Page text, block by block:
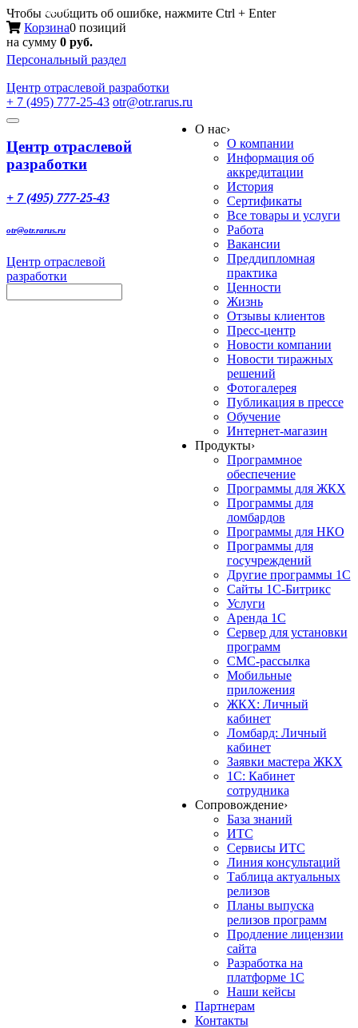
Чтобы сообщить об ошибке, нажмите Ctrl + Enter
Корзина0 позиций
на сумму 0 руб.
Персональный раздел
Центр отраслевой разработки
+ 7 (495) 777-25-43 otr@otr.rarus.ru
Toggle
Меню
Центр отраслевой
разработки
+ 7 (495) 777-25-43
otr@otr.rarus.ru
Центр отраслевой
разработки
О нас›
О компании
Информация об
аккредитации
История
Сертификаты
Все товары и услуги
Работа
Вакансии
Преддипломная
практика
Ценности
Жизнь
Отзывы клиентов
Пресс-центр
Новости компании
Новости тиражных
решений
Фотогалерея
Публикация в прессе
Обучение
Интернет-магазин
Продукты›
Программное
обеспечение
Программы для ЖКХ
Программы для
ломбардов
Программы для НКО
Программы для
госучреждений
Другие программы 1С
Сайты 1С-Битрикс
Услуги
Аренда 1С
Сервер для установки
программ
СМС-рассылка
Мобильные
приложения
ЖКХ: Личный
кабинет
Ломбард: Личный
кабинет
Заявки мастера ЖКХ
1С: Кабинет
сотрудника
Сопровождение›
База знаний
ИТС
Сервисы ИТС
Линия консультаций
Таблица актуальных
релизов
Планы выпуска
релизов программ
Продление лицензии
сайта
Разработка на
платформе 1С
Наши кейсы
Партнерам
Контакты